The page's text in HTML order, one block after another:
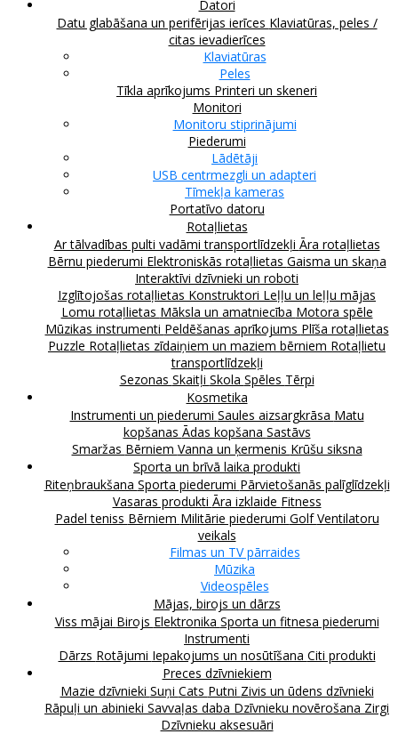
Datori
Datu glabāšana un perifērijas ierīces Klaviatūras, peles /
citas ievadierīces
Klaviatūras
Peles
Tīkla aprīkojums Printeri un skeneri
Monitori
Monitoru stiprinājumi
Piederumi
Lādētāji
USB centrmezgli un adapteri
Tīmekļa kameras
Portatīvo datoru
Rotaļlietas
Ar tālvadības pulti vadāmi transportlīdzekļi Āra rotaļlietas
Bērnu piederumi Elektroniskās rotaļlietas Gaisma un skaņa
Interaktīvi dzīvnieki un roboti
Izglītojošas rotaļlietas Konstruktori Leļļu un leļļu mājas
Lomu rotaļlietas Māksla un amatniecība Motora spēle
Mūzikas instrumenti Peldēšanas aprīkojums Plīša rotaļlietas
Puzzle Rotaļlietas zīdaiņiem un maziem bērniem Rotaļlietu
transportlīdzekļi
Sezonas Skaitļi Skola Spēles Tērpi
Kosmetika
Instrumenti un piederumi Saules aizsargkrāsa Matu
kopšanas Ādas kopšana Sastāvs
Smaržas Bērniem Vanna un ķermenis Krūšu siksna
Sporta un brīvā laika produkti
Riteņbraukšana Sporta piederumi Pārvietošanās palīglīdzekļi
Vasaras produkti Āra izklaide Fitness
Padel teniss Bērniem Militārie piederumi GolfVentilatoru
veikals
Filmas un TV pārraides
Mūzika
Videospēles
Mājas, birojs un dārzs
Viss mājai Birojs Elektronika Sporta un fitnesa piederumi
Instrumenti
Dārzs Rotājumi Iepakojums un nosūtīšana Citi produkti
Preces dzīvniekiem
Mazie dzīvnieki Suņi Cats Putni Zivis un ūdens dzīvnieki
Rāpuļi un abinieki Savvaļas daba Dzīvnieku novērošana Zirgi
Dzīvnieku aksesuāri